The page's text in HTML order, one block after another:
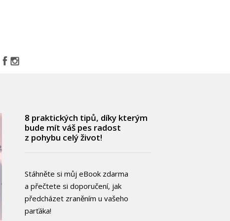
8 praktických tipů, díky kterým
bude mít váš pes radost
z pohybu celý život!
Stáhněte si můj eBook zdarma
a přečtete si doporučení, jak
předcházet zraněním u vašeho
parťáka!